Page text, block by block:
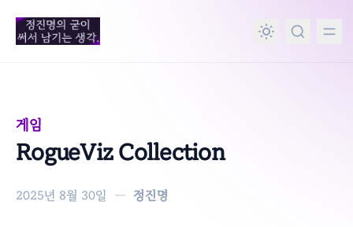
content
게임
RogueViz Collection
2025년 8월 30일 — 정진명